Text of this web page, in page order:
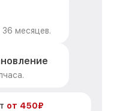
месяцев.
от 450₽